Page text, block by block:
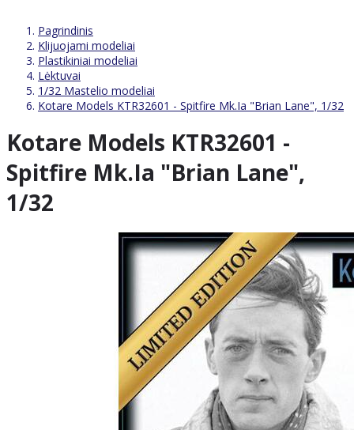
Pagrindinis
Klijuojami modeliai
Plastikiniai modeliai
Lėktuvai
1/32 Mastelio modeliai
Kotare Models KTR32601 - Spitfire Mk.Ia "Brian Lane", 1/32
Kotare Models KTR32601 -
Spitfire Mk.Ia "Brian Lane",
1/32